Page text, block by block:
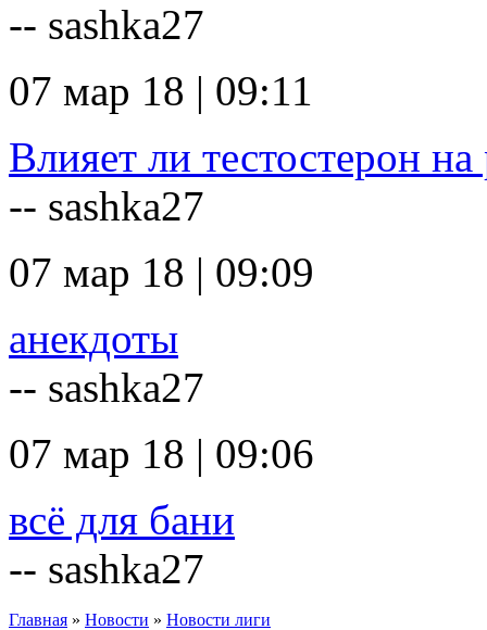
-- sashka27
07 мар 18 | 09:11
Влияет ли тестостерон на
-- sashka27
07 мар 18 | 09:09
анекдоты
-- sashka27
07 мар 18 | 09:06
всё для бани
-- sashka27
Главная » Новости » Новости лиги